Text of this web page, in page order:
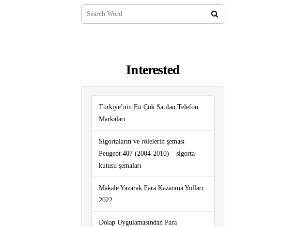
Interested
Türkiye’nin En Çok Satılan Telefon
Markaları
Sigortaların ve rölelerin şeması
Peugeot 407 (2004-2010) – sigorta
kutusu şemaları
Makale Yazarak Para Kazanma Yolları
2022
Dolap Uygulamasından Para